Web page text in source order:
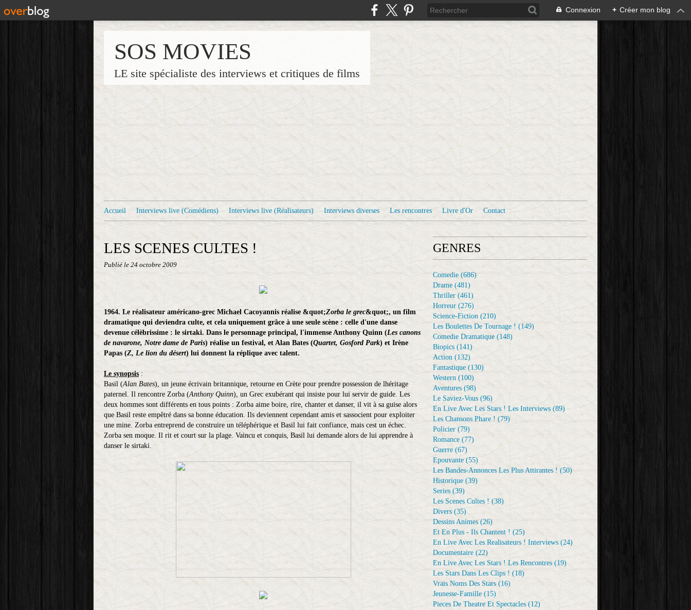
Connexion + Créer mon blog
SOS MOVIES
LE site spécialiste des interviews et critiques de films
Accueil Interviews live (Comédiens) Interviews live (Réalisateurs) Interviews diverses Les rencontres Livre d'Or Contact
LES SCENES CULTES !
Publié le 24 octobre 2009
1964. Le réalisateur américano-grec Michael Cacoyannis réalise &quot;Zorba le grec&quot;, un film
dramatique qui deviendra culte, et cela uniquement grâce à une seule scène : celle d'une danse
devenue célèbrissime : le sirtaki. Dans le personnage principal, l'immense Anthony Quinn (Les canons
de navarone, Notre dame de Paris) réalise un festival, et Alan Bates (Quartet, Gosford Park) et Irène
Papas (Z, Le lion du désert) lui donnent la réplique avec talent.
Le synopsis :
Basil (Alan Bates), un jeune écrivain britannique, retourne en Crète pour prendre possession de lhéritage
paternel. Il rencontre Zorba (Anthony Quinn), un Grec exubérant qui insiste pour lui servir de guide. Les
deux hommes sont différents en tous points : Zorba aime boire, rire, chanter et danser, il vit à sa guise alors
que Basil reste empêtré dans sa bonne éducation. Ils deviennent cependant amis et sassocient pour exploiter
une mine. Zorba entreprend de construire un téléphérique et Basil lui fait confiance, mais cest un échec.
Zorba sen moque. Il rit et court sur la plage. Vaincu et conquis, Basil lui demande alors de lui apprendre à
danser le sirtaki.
GENRES
Comedie (686)
Drame (481)
Thriller (461)
Horreur (276)
Science-Fiction (210)
Les Boulettes De Tournage ! (149)
Comedie Dramatique (148)
Biopics (141)
Action (132)
Fantastique (130)
Western (100)
Aventures (98)
Le Saviez-Vous (96)
En Live Avec Les Stars ! Les Interviews (89)
Les Chansons Phare ! (79)
Policier (79)
Romance (77)
Guerre (67)
Epouvante (55)
Les Bandes-Annonces Les Plus Attirantes ! (50)
Historique (39)
Series (39)
Les Scenes Cultes ! (38)
Divers (35)
Dessins Animes (26)
Et En Plus - Ils Chantent ! (25)
En Live Avec Les Realisateurs ! Interviews (24)
Documentaire (22)
En Live Avec Les Stars ! Les Rencontres (19)
Les Stars Dans Les Clips ! (18)
Vrais Noms Des Stars (16)
Jeunesse-Famille (15)
Pieces De Theatre Et Spectacles (12)